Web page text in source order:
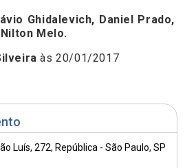
Luís, 272, República - São Paulo, SP
Ghidalevich, Daniel Prado,
Melo.
às 20/01/2017